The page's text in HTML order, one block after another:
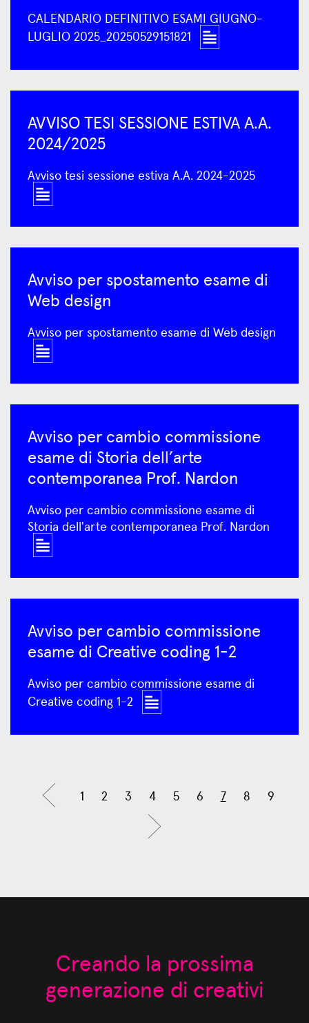
CALENDARIO DEFINITIVO ESAMI GIUGNO-
LUGLIO 2025_20250529151821
AVVISO TESI SESSIONE ESTIVA A.A.
2024/2025
Avviso tesi sessione estiva A.A. 2024-2025
Avviso per spostamento esame di
Web design
Avviso per spostamento esame di Web design
Avviso per cambio commissione
esame di Storia dell’arte
contemporanea Prof. Nardon
Avviso per cambio commissione esame di
Storia dell'arte contemporanea Prof. Nardon
Avviso per cambio commissione
esame di Creative coding 1-2
Avviso per cambio commissione esame di
Creative coding 1-2
1 2 3 4 5 6 7 8 9
Creando la prossima
generazione di creativi